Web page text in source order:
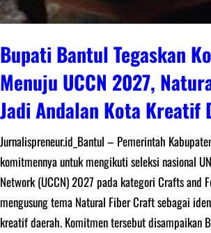
Bupati Bantul Tegaskan
Menuju UCCN 2027,
Jadi Andalan Kota Kreatif
Jurnalispreneur.id_Bantul – Pemerintah
komitmennya untuk mengikuti seleksi nasional
Network (UCCN) 2027 pada kategori Crafts and
mengusung tema Natural Fiber Craft sebagai
kreatif daerah. Komitmen tersebut disampaikan